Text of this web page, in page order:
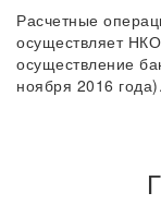
Расчетные
осуществляет
осуществление
ноября 2016 года).